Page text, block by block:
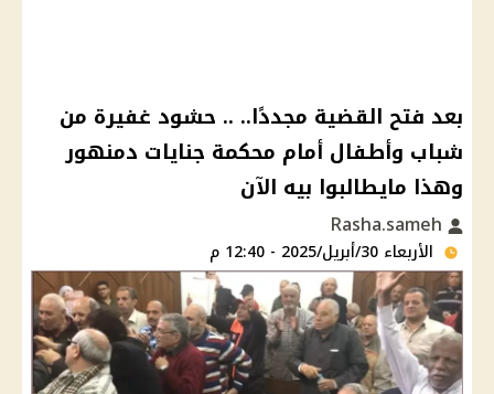
بعد فتح القضية مجددًا.. .. حشود غفيرة من
شباب وأطفال أمام محكمة جنايات دمنهور
وهذا مايطالبوا بيه الآن
الأربعاء 30/أبريل/2025 - 12:40 م